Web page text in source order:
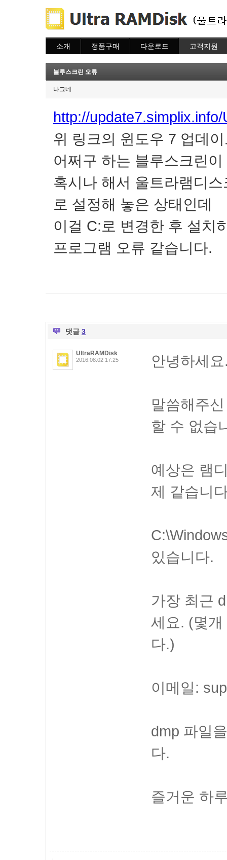
소개 정품구매
주문조회
이용안내
다운로드 고객지원
질문하기
블루스크린 오류
나그네
http://
위 링크의 윈도우 7 업데
어쩌구 하는 블루스크린
혹시나 해서 울트라램디
로 설정해 놓은 상태인데
이걸 C:로 변경한 후 설치
프로그램 오류 같습니다.
댓글 3
UltraRAMDisk
2016.08.02 17:25 안녕하세
말씀해주
할 수 없습
예상은 램
제 같습니
있습니다.
가장 최근
세요. (몇
다.)
이메일:
dmp 파일
다.
즐거운 하